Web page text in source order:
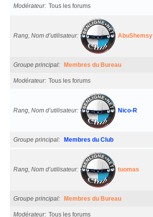
Modérateur Tous les forums
Rang, Nom d’utilisateur AbuShemsy
Groupe principal Membres du Bureau
Modérateur Tous les forums
Rang, Nom d’utilisateur Nico-R
Groupe principal Membres du Club
Rang, Nom d’utilisateur tuomas
Groupe principal Membres du Bureau
Modérateur Tous les forums